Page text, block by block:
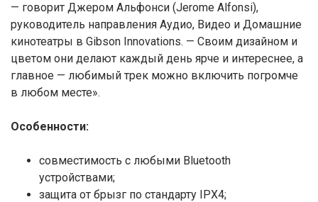
— говорит Джером Альфонси (Jerome Alfonsi),
руководитель направления Аудио, Видео и Домашние
кинотеатры в Gibson Innovations. — Своим дизайном и
цветом они делают каждый день ярче и интереснее, а
главное — любимый трек можно включить погромче
в любом месте».
Особенности:
совместимость с любыми Bluetooth
устройствами;
защита от брызг по стандарту IPX4;